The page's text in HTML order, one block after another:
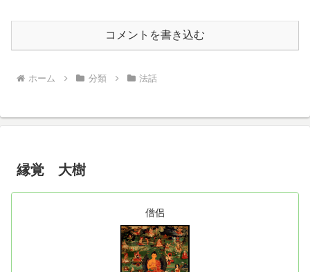
コメントを書き込む
ホーム 分類 法話
縁覚 大樹
僧侶